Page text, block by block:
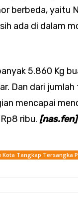
berbeda, yaitu
ada di dalam
5.860 Kg
Dan dari
mencapai
ribu. [nas.fen]
Tangkap Tersangka